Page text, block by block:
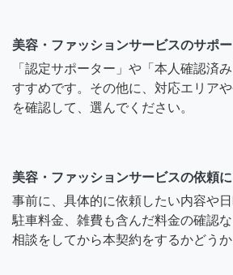
美容・ファッションサービスのサポ
「認定サポーター」や「本人確認済
すすめです。その他に、対応エリア
を確認して、選んでください。
美容・ファッションサービスの依頼
事前に、具体的に依頼したい内容や
駐車料金、雑費も含んだ料金の確認
相談をしてから本契約をするかどうか